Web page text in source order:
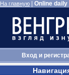
На главную Online
Входи